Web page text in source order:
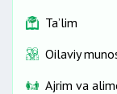
Ta’lim
Oilaviy
Ajrim va